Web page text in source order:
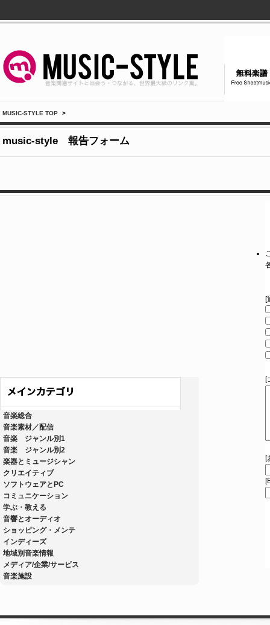
MUSIC-STYLE TOP >
music-style 報告フォーム
音楽総合
音楽素材／配信
音楽 ジャンル別1
音楽 ジャンル別2
楽器とミュージシャン
クリエイティブ
ソフトウェアとPC
コミュニケーション
学ぶ・教える
音響とオーディオ
ショッピング・メンテ
インディーズ
地域別音楽情報
メディア/企業/サービス
音楽施設
[
[
[